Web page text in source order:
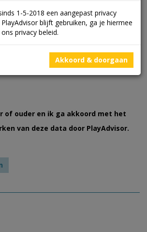
of ouder en ik ga akkoord met het
van deze data door PlayAdvisor.
1-5-2018 een aangepast privacy
blijft gebruiken, ga je hiermee
ons privacy beleid.
Akkoord & doorgaan